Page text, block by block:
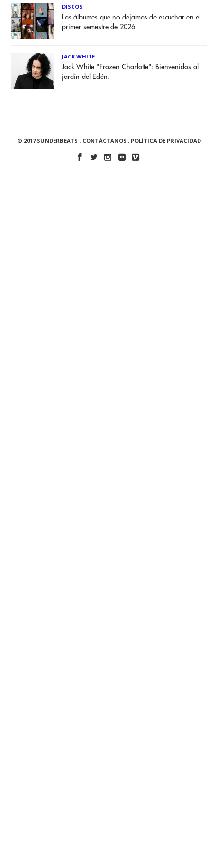
DISCOS
Los álbumes que no dejamos de escuchar en el
primer semestre de 2026
JACK WHITE
Jack White "Frozen Charlotte": Bienvenidos al
jardín del Edén.
© 2017 SUNDERBEATS . CONTÁCTANOS . POLÍTICA DE PRIVACIDAD